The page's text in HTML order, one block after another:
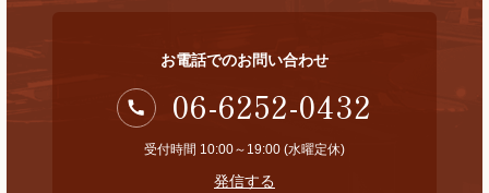
お電話でのお問い合わせ
06-6252-0432
受付時間 10:00～19:00 (水曜定休)
発信する